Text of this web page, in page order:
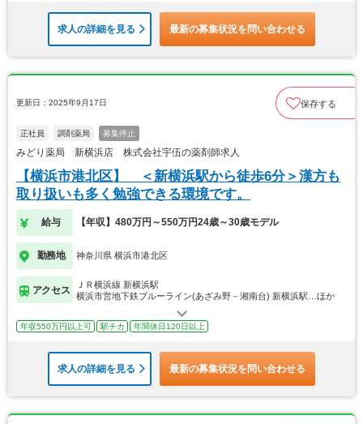
求人の詳細を見る 最新の募集状況を問い合わせる
更新日：2025年9月17日 保存する
正社員 調剤薬局 募集停止
みどり薬局 新横浜店 株式会社宇伍の薬剤師求人
【横浜市港北区】 ＜新横浜駅から徒歩6分＞漢方も
取り扱いも多く勉強できる環境です。
給与 【年収】480万円～550万円24歳～30歳モデル
勤務地 神奈川県 横浜市港北区
アクセス
ＪＲ横浜線 新横浜駅
横浜市営地下鉄ブルーライン(あざみ野－湘南台) 新横浜駅…ほか
年収550万円以上可 駅チカ 年間休日120日以上
求人の詳細を見る 最新の募集状況を問い合わせる